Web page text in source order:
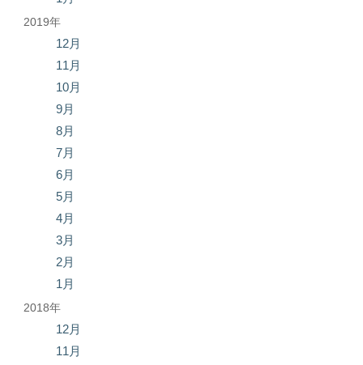
2019年
12月
11月
10月
9月
8月
7月
6月
5月
4月
3月
2月
1月
2018年
12月
11月